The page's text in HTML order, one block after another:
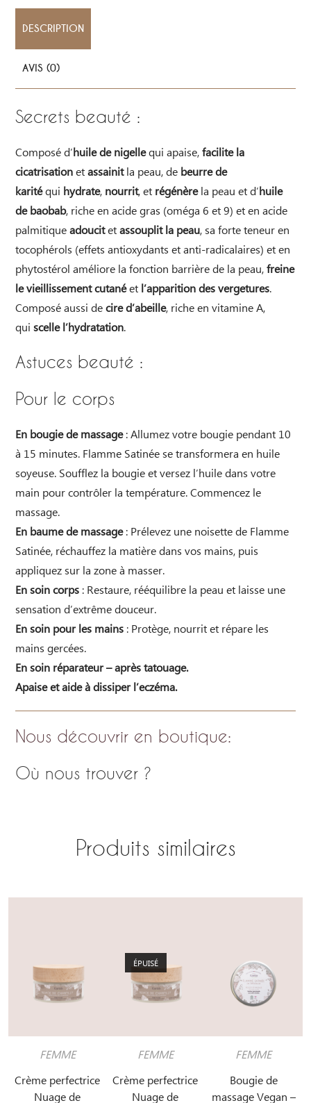
DESCRIPTION
AVIS (0)
Secrets beauté :
Composé d’huile de nigellequi apaise,facilite la
cicatrisationetassainitla peau, de beurre de
karitéqui hydrate, nourrit, et régénèrela peau et d’huile
de baobab, riche en acide gras (oméga 6 et 9) et en acide
palmitiqueadoucitetassouplit la peau, sa forte teneur en
tocophérols (effets antioxydants et anti-radicalaires) et en
phytostérol améliore la fonction barrière de la peau,freine
le vieillissement cutanéet l’apparition des vergetures.
Composé aussi decire d’abeille, riche en vitamine A,
quiscelle l’hydratation.
Astuces beauté :
Pour le corps
En bougie de massage: Allumez votre bougie pendant 10
à 15 minutes. Flamme Satinée se transformera en huile
soyeuse. Soufflez la bougie et versez l’huile dans votre
main pour contrôler la température. Commencez le
massage.
En baume de massage: Prélevez une noisette de Flamme
Satinée, réchauffez la matière dans vos mains, puis
appliquez sur la zone à masser.
En soin corps : Restaure, rééquilibre la peau et laisse une
sensation d’extrême douceur.
En soin pour les mains : Protège, nourrit et répare les
mains gercées.
En soin réparateur – après tatouage.
Apaise et aide à dissiper l’eczéma.
Nous découvrir en boutique:
Où nous trouver ?
Produits similaires
FEMME
Crème perfectrice
Nuage de
ÉPUISÉ
FEMME
Crème perfectrice
Nuage de
FEMME
Bougie de
massage Vegan –